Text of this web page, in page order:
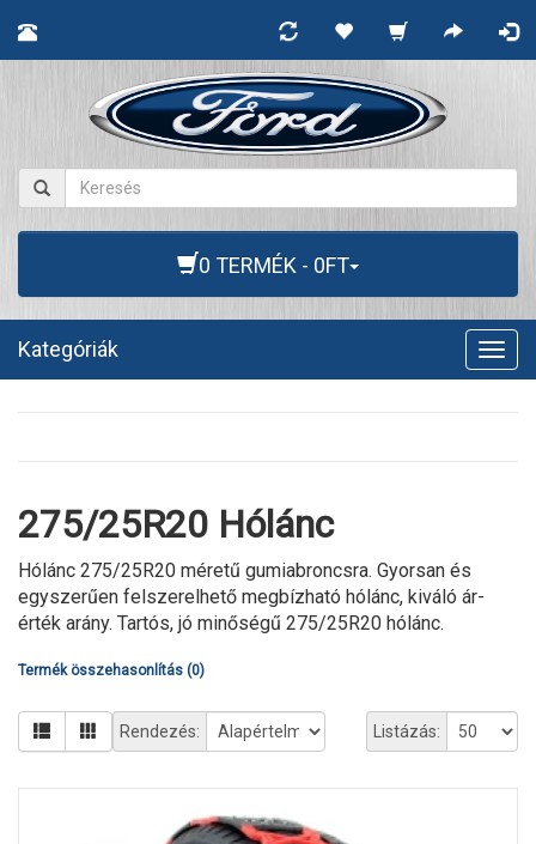
0 TERMÉK - 0FT
Kategóriák
275/25R20 Hólánc
Hólánc 275/25R20 méretű gumiabroncsra. Gyorsan és
egyszerűen felszerelhető megbízható hólánc, kiváló ár-
érték arány. Tartós, jó minőségű 275/25R20 hólánc.
Termék összehasonlítás (0)
Listázás:
Rendezés: